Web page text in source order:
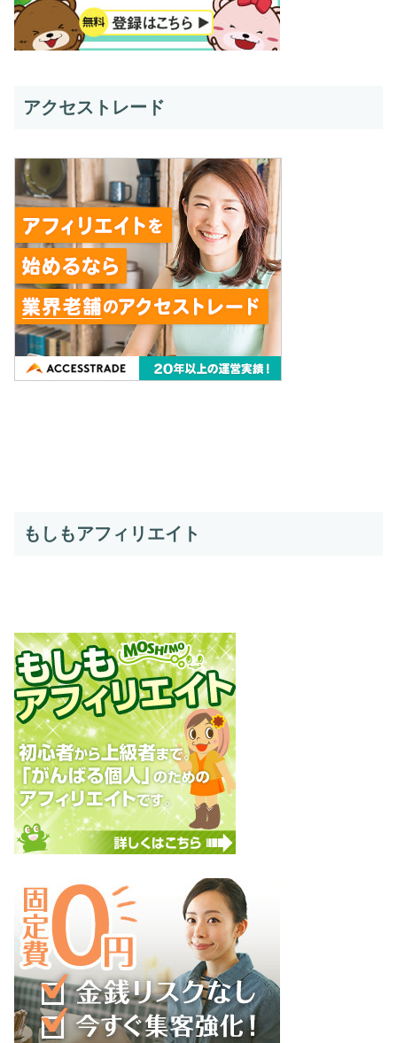
アクセストレード
もしもアフィリエイト